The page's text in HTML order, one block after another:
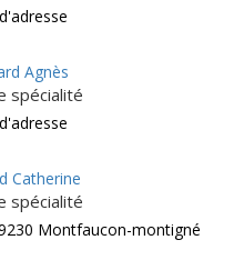
Agnès
spécialité
Catherine
spécialité
Montfaucon-montigné